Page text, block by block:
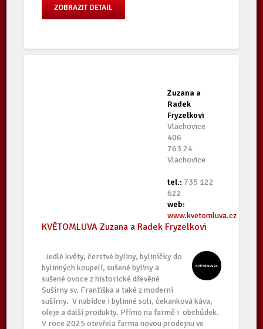
ZOBRAZIT DETAIL
Zuzana a
Radek
Fryzelkovi
Vlachovice
406
763 24
Vlachovice
tel.: 735 122
622
web:
www.kvetomluva.cz
KVĚTOMLUVA Zuzana a Radek Fryzelkovi
Jedlé květy, čerstvé byliny, byliníčky do
bylinných koupelí, sušené byliny a
sušené ovoce z historické dřevěné
Sušírny sv. Františka a také z moderní
sušírny. V nabídce i bylinné soli, čekanková káva,
oleje a další produkty. Přímo na farmě i obchůdek.
V roce 2025 otevřela farma novou prodejnu ve